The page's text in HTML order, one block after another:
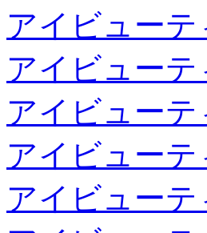
アイビュー
アイビュー
アイビュー
アイビュー
アイビュー